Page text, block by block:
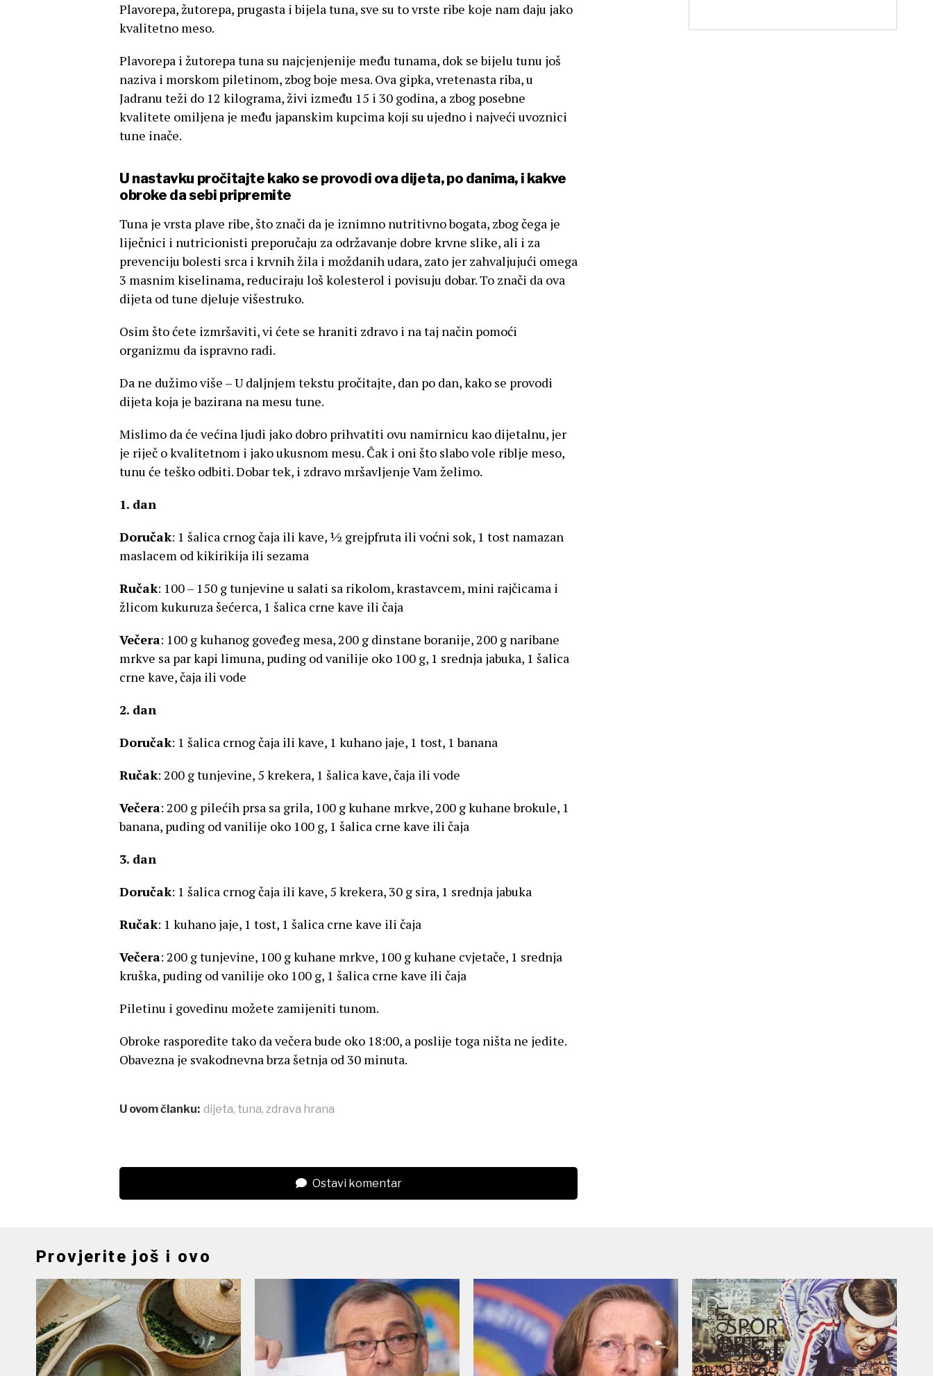
Plavorepa, žutorepa, prugasta i bijela tuna, sve su to vrste ribe koje nam daju jako
kvalitetno meso.
Plavorepa i žutorepa tuna su najcjenjenije među tunama, dok se bijelu tunu još
naziva i morskom piletinom, zbog boje mesa. Ova gipka, vretenasta riba, u
Jadranu teži do 12 kilograma, živi između 15 i 30 godina, a zbog posebne
kvalitete omiljena je među japanskim kupcima koji su ujedno i najveći uvoznici
tune inače.
U nastavku pročitajte kako se provodi ova dijeta, po danima, i kakve
obroke da sebi pripremite
Tuna je vrsta plave ribe, što znači da je iznimno nutritivno bogata, zbog čega je
liječnici i nutricionisti preporučaju za održavanje dobre krvne slike, ali i za
prevenciju bolesti srca i krvnih žila i moždanih udara, zato jer zahvaljujući omega
3 masnim kiselinama, reduciraju loš kolesterol i povisuju dobar. To znači da ova
dijeta od tune djeluje višestruko.
Osim što ćete izmršaviti, vi ćete se hraniti zdravo i na taj način pomoći
organizmu da ispravno radi.
Da ne dužimo više – U daljnjem tekstu pročitajte, dan po dan, kako se provodi
dijeta koja je bazirana na mesu tune.
Mislimo da će većina ljudi jako dobro prihvatiti ovu namirnicu kao dijetalnu, jer
je riječ o kvalitetnom i jako ukusnom mesu. Čak i oni što slabo vole riblje meso,
tunu će teško odbiti. Dobar tek, i zdravo mršavljenje Vam želimo.
1. dan
Doručak: 1 šalica crnog čaja ili kave, ½ grejpfruta ili voćni sok, 1 tost namazan
maslacem od kikirikija ili sezama
Ručak: 100 – 150 g tunjevine u salati sa rikolom, krastavcem, mini rajčicama i
žlicom kukuruza šećerca, 1 šalica crne kave ili čaja
Večera: 100 g kuhanog goveđeg mesa, 200 g dinstane boranije, 200 g naribane
mrkve sa par kapi limuna, puding od vanilije oko 100 g, 1 srednja jabuka, 1 šalica
crne kave, čaja ili vode
2. dan
Doručak: 1 šalica crnog čaja ili kave, 1 kuhano jaje, 1 tost, 1 banana
Ručak: 200 g tunjevine, 5 krekera, 1 šalica kave, čaja ili vode
Večera: 200 g pilećih prsa sa grila, 100 g kuhane mrkve, 200 g kuhane brokule, 1
banana, puding od vanilije oko 100 g, 1 šalica crne kave ili čaja
3. dan
Doručak: 1 šalica crnog čaja ili kave, 5 krekera, 30 g sira, 1 srednja jabuka
Ručak: 1 kuhano jaje, 1 tost, 1 šalica crne kave ili čaja
Večera: 200 g tunjevine, 100 g kuhane mrkve, 100 g kuhane cvjetače, 1 srednja
kruška, puding od vanilije oko 100 g, 1 šalica crne kave ili čaja
Piletinu i govedinu možete zamijeniti tunom.
Obroke rasporedite tako da večera bude oko 18:00, a poslije toga ništa ne jedite.
Obavezna je svakodnevna brza šetnja od 30 minuta.
U ovom članku: dijeta, tuna, zdrava hrana
Ostavi komentar
Provjerite još i ovo